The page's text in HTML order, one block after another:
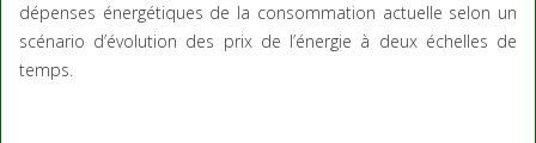
dépenses énergétiques de la consommation actuelle selon un
scénario d’évolution des prix de l’énergie à deux échelles de
temps.